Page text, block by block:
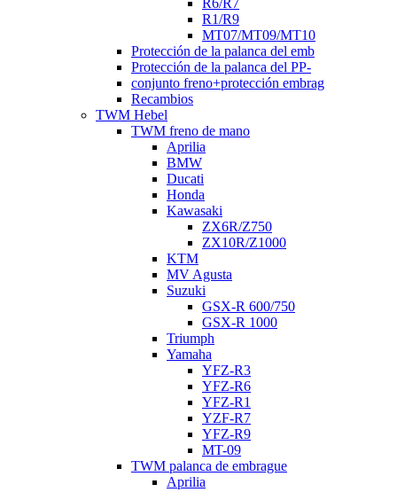
R6/R7
R1/R9
MT07/MT09/MT10
Protección de la palanca del emb
Protección de la palanca del PP-
conjunto freno+protección embrag
Recambios
TWM Hebel
TWM freno de mano
Aprilia
BMW
Ducati
Honda
Kawasaki
ZX6R/Z750
ZX10R/Z1000
KTM
MV Agusta
Suzuki
GSX-R 600/750
GSX-R 1000
Triumph
Yamaha
YFZ-R3
YFZ-R6
YFZ-R1
YZF-R7
YFZ-R9
MT-09
TWM palanca de embrague
Aprilia